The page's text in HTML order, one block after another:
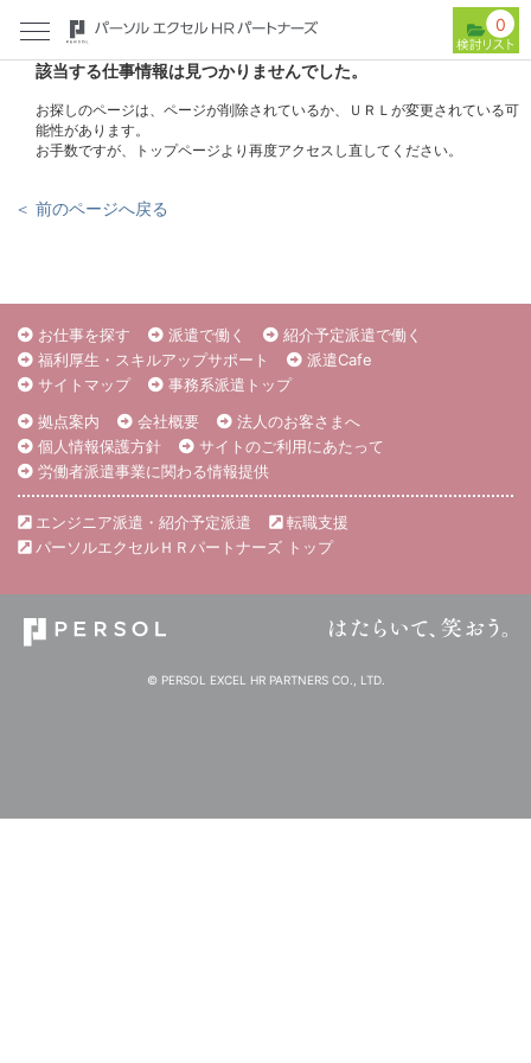
0
該当する仕事情報は見つかりませんでした。
お探しのページは、ページが削除されているか、ＵＲＬが変更されている可
能性があります。
お手数ですが、トップページより再度アクセスし直してください。
＜ 前のページへ戻る
お仕事を探す 派遣で働く
紹介予定派遣で働く
福利厚生・スキルアップサポート
派遣Cafe
サイトマップ
事務系派遣トップ
拠点案内
会社概要
法人のお客さまへ
個人情報保護方針
サイトのご利用にあたって
労働者派遣事業に関わる情報提供
エンジニア派遣・紹介予定派遣
転職支援
パーソルエクセルＨＲパートナーズ トップ
© PERSOL EXCEL HR PARTNERS CO., LTD.